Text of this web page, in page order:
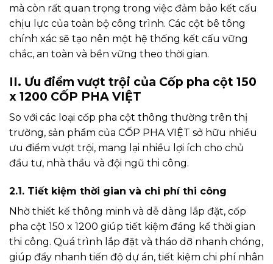
mà còn rất quan trọng trong việc đảm bảo kết cấu
chịu lực của toàn bộ công trình. Các cột bê tông
chính xác sẽ tạo nên một hệ thống kết cấu vững
chắc, an toàn và bền vững theo thời gian.
II. Ưu điểm vượt trội của Cốp pha cột 150
x 1200 CỐP PHA VIỆT
So với các loại cốp pha cột thông thường trên thị
trường, sản phẩm của CỐP PHA VIỆT sở hữu nhiều
ưu điểm vượt trội, mang lại nhiều lợi ích cho chủ
đầu tư, nhà thầu và đội ngũ thi công.
2.1. Tiết kiệm thời gian và chi phí thi công
Nhờ thiết kế thông minh và dễ dàng lắp đặt, cốp
pha cột 150 x 1200 giúp tiết kiệm đáng kể thời gian
thi công. Quá trình lắp đặt và tháo dỡ nhanh chóng,
giúp đẩy nhanh tiến độ dự án, tiết kiệm chi phí nhân